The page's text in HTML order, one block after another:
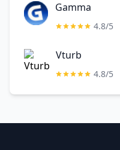
Gamma
4.8/5
Vturb
4.8/5